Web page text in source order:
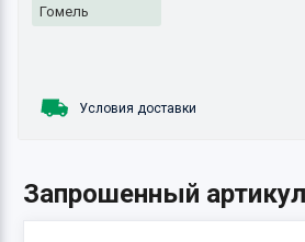
Гомель
Условия доставки
Запрошенный артикул